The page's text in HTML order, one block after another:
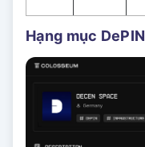
Hạng mục DePIN